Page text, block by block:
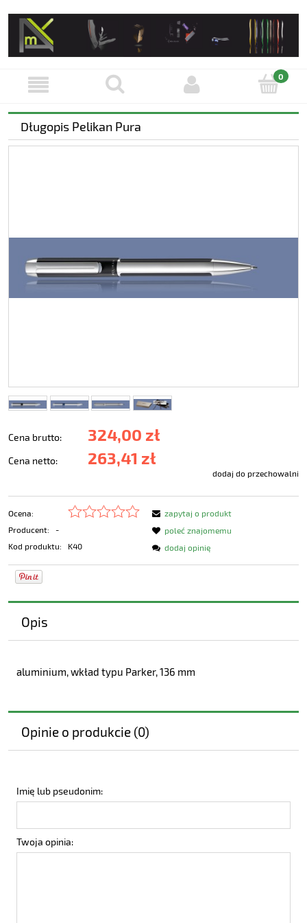
Długopis Pelikan Pura
Cena brutto: 324,00 zł
Cena netto: 263,41 zł
dodaj do przechowalni
Ocena:
Producent:
-
Kod produktu:
K40
zapytaj o produkt
poleć znajomemu
dodaj opinię
Opis
aluminium, wkład typu Parker, 136 mm
Opinie o produkcie (0)
Imię lub pseudonim:
Twoja opinia: